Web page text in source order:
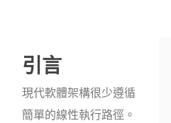
引言
現代軟體架構很少遵循
簡單的線性執行路徑。